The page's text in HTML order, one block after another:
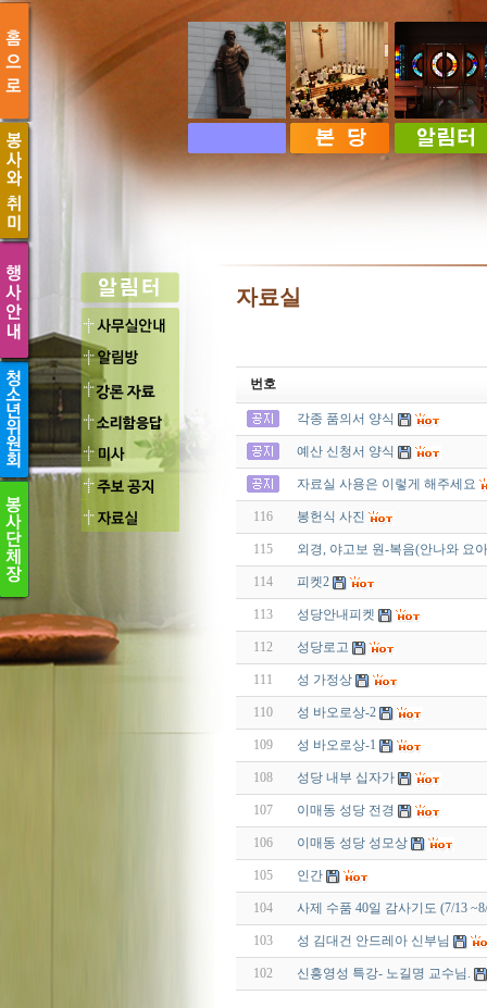
자료실
번호
각종 품의서 양식
예산 신청서 양식
자료실 사용은 이렇게 해주세요
116 봉헌식 사진
115 외경, 야고보 원-복음(안나와 요
114 피켓2
113 성당안내피켓
112 성당로고
111 성 가정상
110 성 바오로상-2
109 성 바오로상-1
108 성당 내부 십자가
107 이매동 성당 전경
106 이매동 성당 성모상
105 인간
104 사제 수품 40일 감사기도 (7/13
103 성 김대건 안드레아 신부님
102 신흥영성 특강- 노길명 교수님.